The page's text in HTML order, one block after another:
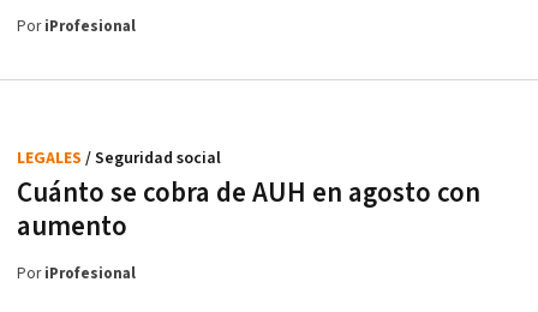
PoriProfesional
Cuánto se cobra de AUH en agosto con
aumento
LEGALES / Seguridad social
PoriProfesional